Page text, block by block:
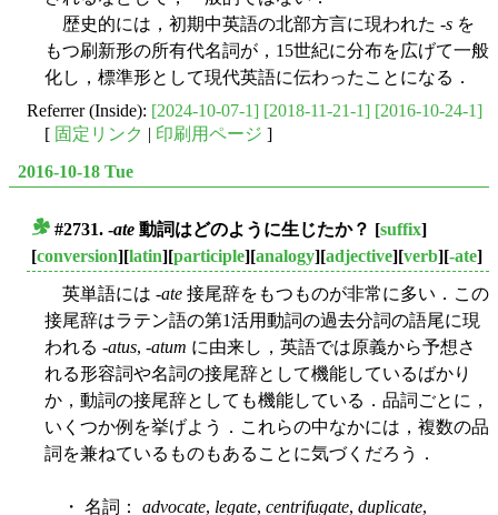
歴史的には，初期中英語の北部方言に現われた -s を
もつ刷新形の所有代名詞が，15世紀に分布を広げて一般
化し，標準形として現代英語に伝わったことになる．
Referrer (Inside): [2024-10-07-1] [2018-11-21-1] [2016-10-24-1]
[ 固定リンク | 印刷用ページ ]
2016-10-18 Tue
#2731. -ate 動詞はどのように生じたか？ [suffix]
[conversion][latin][participle][analogy][adjective][verb][-ate]
英単語には -ate 接尾辞をもつものが非常に多い．この
接尾辞はラテン語の第1活用動詞の過去分詞の語尾に現
われる -atus, -atum に由来し，英語では原義から予想さ
れる形容詞や名詞の接尾辞として機能しているばかり
か，動詞の接尾辞としても機能している．品詞ごとに，
いくつか例を挙げよう．これらの中なかには，複数の品
詞を兼ねているものもあることに気づくだろう．
・ 名詞： advocate, legate, centrifugate, duplicate,